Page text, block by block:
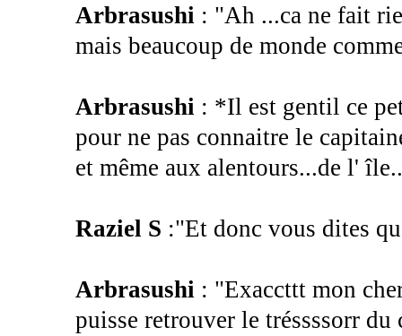
Arbrasushi : "Ah ...ca ne fait
mais beaucoup de monde
Arbrasushi : *Il est gentil ce
pour ne pas connaitre le
et même aux alentours...de l'
Raziel S :"Et donc vous dites
Arbrasushi : "Exaccttt mon
puisse retrouver le tréssssorr